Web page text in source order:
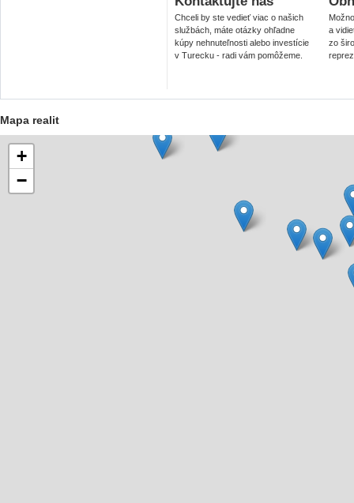
Chceli by ste vedieť viac o našich
službách, máte otázky ohľadne
kúpy nehnuteľnosti alebo investície
v Turecku - radi vám pomôžeme.
a
zo
Mapa realit
+
−